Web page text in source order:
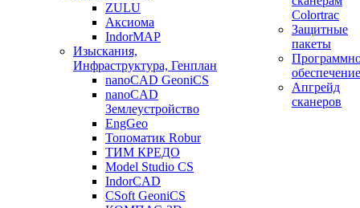
ZULU
Аксиома
IndorMAP
Изыскания,
Инфраструктура, Генплан
nanoCAD GeoniCS
nanoCAD
Землеустройство
EngGeo
Топоматик Robur
ТИМ КРЕДО
Model Studio CS
IndorCAD
CSoft GeoniCS
Colortrac
Защитные
пакеты
обеспечение
Апгрейд
сканеров